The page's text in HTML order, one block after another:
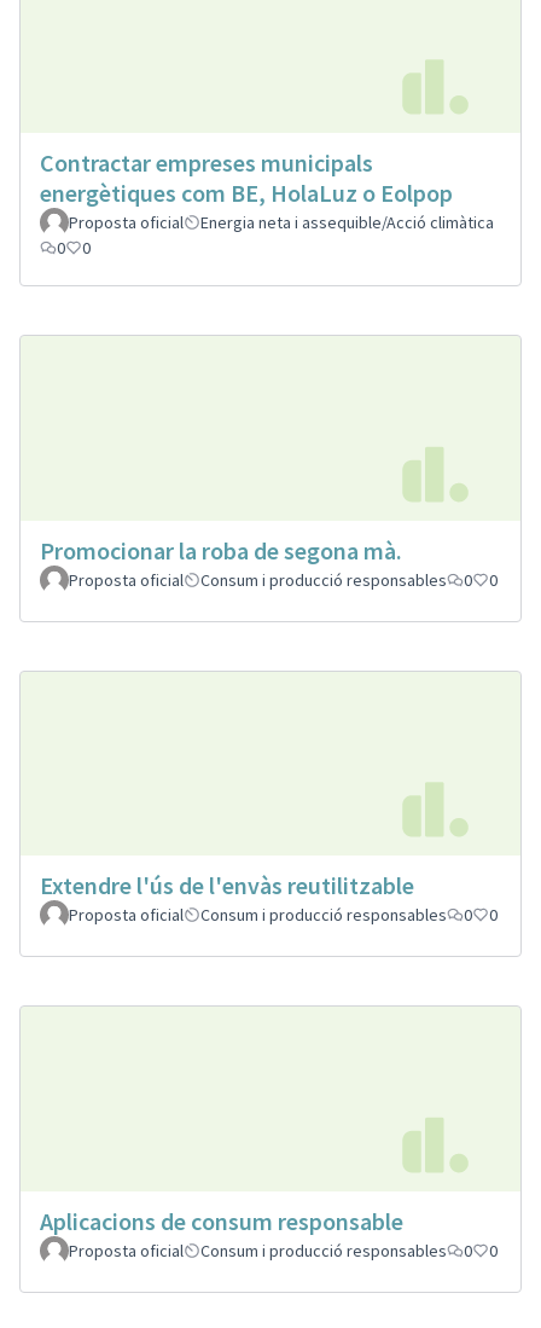
Contractar empreses municipals
energètiques com BE, HolaLuz o Eolpop
Proposta oficial
Energia neta i assequible/Acció climàtica
0
0
Promocionar la roba de segona mà.
Proposta oficial Consum i producció responsables 0 0
Extendre l'ús de l'envàs reutilitzable
Proposta oficial Consum i producció responsables 0 0
Aplicacions de consum responsable
Proposta oficial Consum i producció responsables 0 0